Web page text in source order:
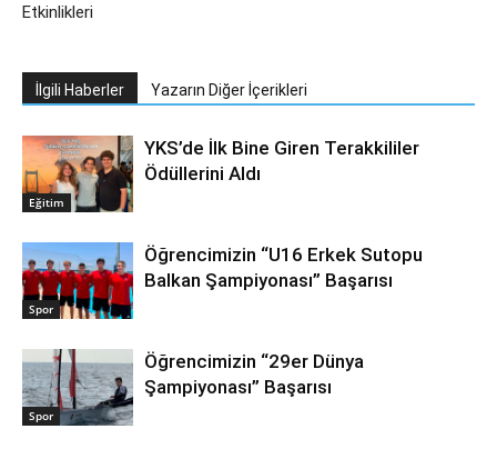
Etkinlikleri
İlgili Haberler Yazarın Diğer İçerikleri
Eğitim
YKS’de İlk Bine Giren Terakkililer
Ödüllerini Aldı
Spor
Öğrencimizin “U16 Erkek Sutopu
Balkan Şampiyonası” Başarısı
Spor
Öğrencimizin “29er Dünya
Şampiyonası” Başarısı